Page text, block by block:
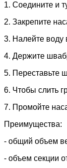
1. Соедините и
2. Закрепите
3. Налейте воду
4. Держите
5. Переставьте
6. Чтобы слить
7. Промойте
Преимущества:
- общий объем
- объем секции